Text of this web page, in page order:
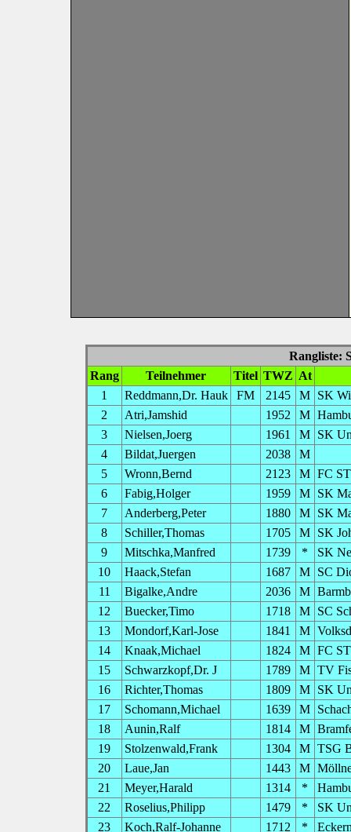
Rangliste:
Rang
Teilnehmer Titel TWZ At
1
Reddmann,Dr. Hauk FM 2145 M SK
2
Atri,Jamshid 1952 M
3
Nielsen,Joerg 1961 M SK
4
Bildat,Juergen 2038
M
5
Wronn,Bernd 2123 M FC
6
Fabig,Holger 1959 M SK
7
Anderberg,Peter 1880 M SK
8
Schiller,Thomas 1705 M SK
9
Mitschka,Manfred 1739 *
SK
10
Haack,Stefan 1687 M SC
11
Bigalke,Andre 2036 M
12
Buecker,Timo 1718 M SC
13
Mondorf,Karl-Jose 1841 M
14
Knaak,Michael 1824 M FC
15
Schwarzkopf,Dr. J 1789 M TV
16
Richter,Thomas 1809 M SK
17
Schomann,Michael 1639 M
18
Aunin,Ralf 1814 M
19
Stolzenwald,Frank 1304 M TSG
20
Laue,Jan 1443 M
21
Meyer,Harald 1314 *
22
Roselius,Philipp 1479 *
SK
23
Koch,Ralf-Johanne 1712 *